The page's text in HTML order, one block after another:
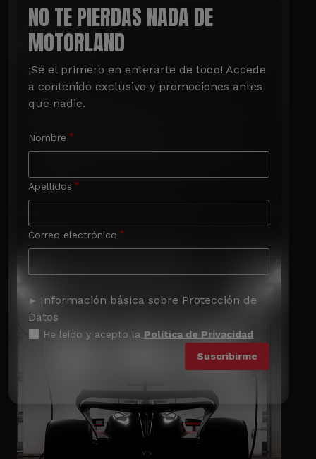
NO TE PIERDAS NADA DE
MOTORLAND
¡Sé el primero en enterarte de todo! Accede
a contenido exclusivo y promociones antes
que nadie.
Nombre
Apellidos
Correo electrónico
Información básica sobre Protección de
Datos
He leído y acepto la Política de Privacidad